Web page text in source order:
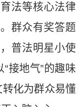
法等核心法律
群众有奖答题
普法明星小使
接地气”的趣味
转化为群众易懂